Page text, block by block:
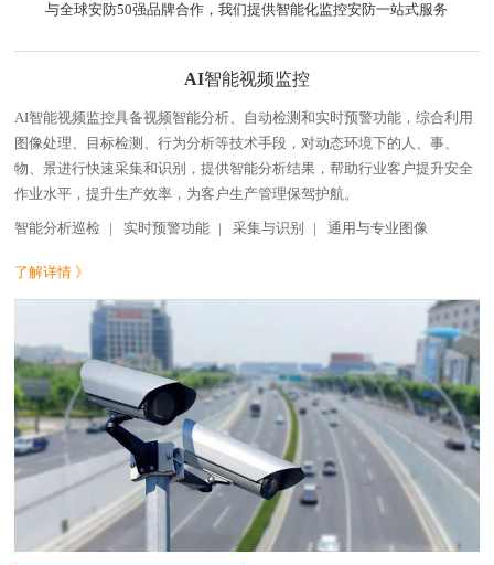
与全球安防50强品牌合作，我们提供智能化监控安防一站式服务
AI智能视频监控
AI智能视频监控具备视频智能分析、自动检测和实时预警功能，综合利用
图像处理、目标检测、行为分析等技术手段，对动态环境下的人、事、
物、景进行快速采集和识别，提供智能分析结果，帮助行业客户提升安全
作业水平，提升生产效率，为客户生产管理保驾护航。
智能分析巡检 | 实时预警功能 | 采集与识别 | 通用与专业图像
了解详情 》